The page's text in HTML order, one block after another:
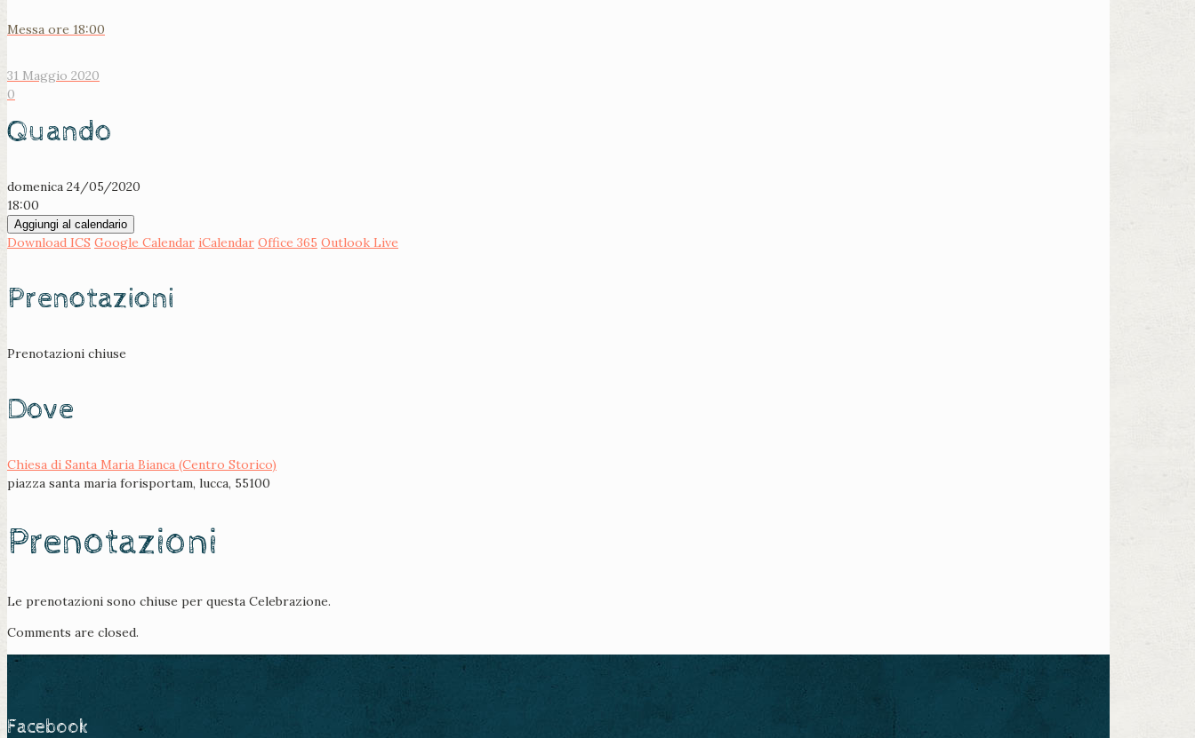
Messa ore 18:00
31 Maggio 2020
0
Quando
domenica 24/05/2020
18:00
Aggiungi al calendario
Download ICS Google Calendar iCalendar Office 365 Outlook Live
Prenotazioni
Prenotazioni chiuse
Dove
Chiesa di Santa Maria Bianca (Centro Storico)
piazza santa maria forisportam, lucca, 55100
Prenotazioni
Le prenotazioni sono chiuse per questa Celebrazione.
Comments are closed.
Facebook